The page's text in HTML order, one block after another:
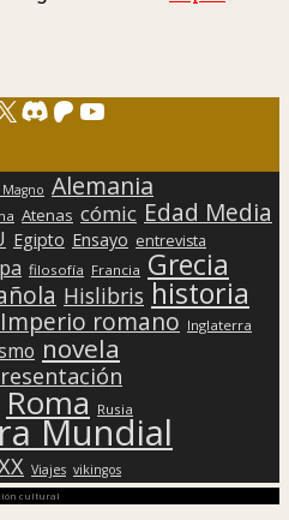
Discord
Patreon
YouTube
Alemania
Atenas cómic Edad Media
Egipto Ensayo entrevista
filosofía Francia Grecia
Hislibris historia
Imperio romano Inglaterra
novela
Roma Rusia
Mundial
Viajes vikingos
cultural